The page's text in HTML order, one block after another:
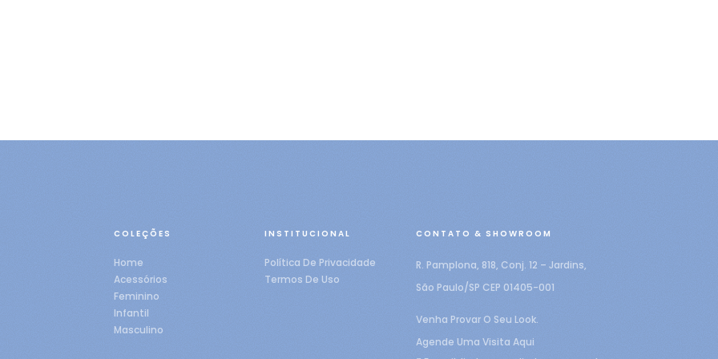
COLEÇÕES
Home
Acessórios
Feminino
Infantil
Masculino
INSTITUCIONAL
Política De Privacidade
Termos De Uso
CONTATO & SHOWROOM
R. Pamplona, 818, Conj. 12 – Jardins,
São Paulo/SP CEP 01405-001
Venha Provar O Seu Look.
Agende Uma Visita Aqui